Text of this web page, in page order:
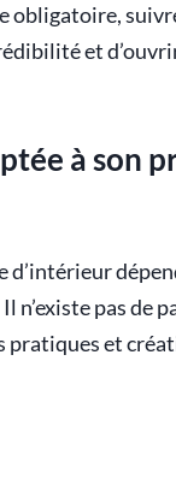
obligatoire,
et
à son
pas de
et